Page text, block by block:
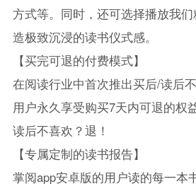
方式等。同时，还可选择播放我
造极致沉浸的读书仪式感。
【买完可退的付费模式】
在阅读行业中首次推出买后/读后
用户永久享受购买7天内可退的权
读后不喜欢？退！
【专属定制的读书报告】
掌阅app安卓版的用户读的每一本